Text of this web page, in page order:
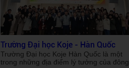
Trường Đại học Koje - Hàn Quốc
Trường Đại học Koje Hàn Quốc là một
trong những địa điểm lý tưởng của đông